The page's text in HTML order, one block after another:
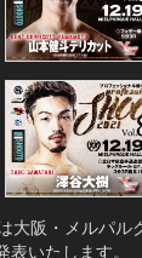
阪・メルパ
いたします。